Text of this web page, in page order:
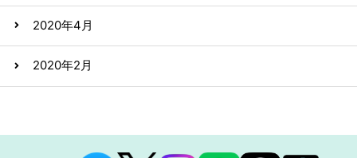
2020年4月
2020年2月